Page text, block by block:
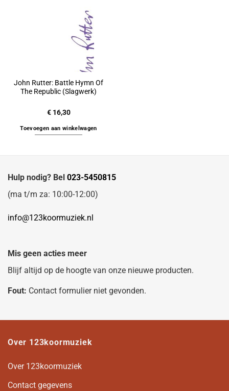
John Rutter: Battle Hymn Of
The Republic (Slagwerk)
€16,30
Toevoegen aan winkelwagen
Hulp nodig? Bel 023-5450815
(ma t/m za: 10:00-12:00)
info@123koormuziek.nl
Mis geen acties meer
Blijf altijd op de hoogte van onze nieuwe producten.
Fout: Contact formulier niet gevonden.
Over 123koormuziek
Over 123koormuziek
Contact gegevens